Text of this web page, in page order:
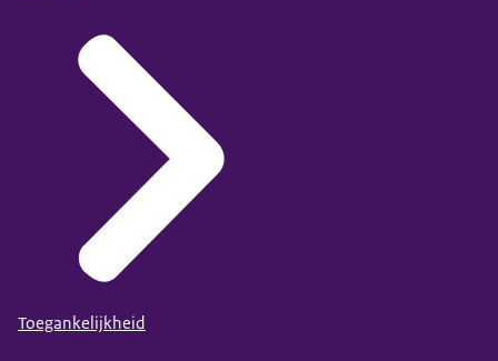
Toegankelijkheid